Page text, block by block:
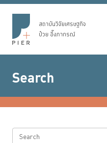
สถาบันวิจัยเศรษฐกิจ
ป๋วย อึ๊งภากรณ์
Search
Search